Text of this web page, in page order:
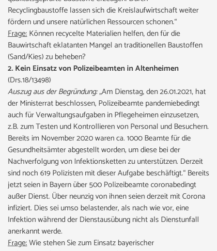
Recyclingbaustoffe lassen sich die Kreislaufwirtschaft weiter
fördern und unsere natürlichen Ressourcen schonen.“
Frage:Können recycelte Materialien helfen, den für die
Bauwirtschaft eklatanten Mangel an traditionellen Baustoffen
(Sand/Kies) zu beheben?
2. Kein Einsatz von Polizeibeamten in Altenheimen
(Drs.18/13498)
Auszug aus der Begründung:„Am Dienstag, den 26.01.2021, hat
der Ministerrat beschlossen, Polizeibeamte pandemiebedingt
auch für Verwaltungsaufgaben in Pflegeheimen einzusetzen,
z.B. zum Testen und Kontrollieren von Personal und Besuchern.
Bereits im November 2020 waren ca. 1000 Beamte für die
Gesundheitsämter abgestellt worden, um diese bei der
Nachverfolgung von Infektionsketten zu unterstützen. Derzeit
sind noch 619 Polizisten mit dieser Aufgabe beschäftigt.“ Bereits
jetzt seien in Bayern über 500 Polizeibeamte coronabedingt
außer Dienst. Über neunzig von ihnen seien derzeit mit Corona
infiziert. Dies sei umso belastender, als nach wie vor, eine
Infektion während der Dienstausübung nicht als Dienstunfall
anerkannt werde.
Frage:Wie stehen Sie zum Einsatz bayerischer